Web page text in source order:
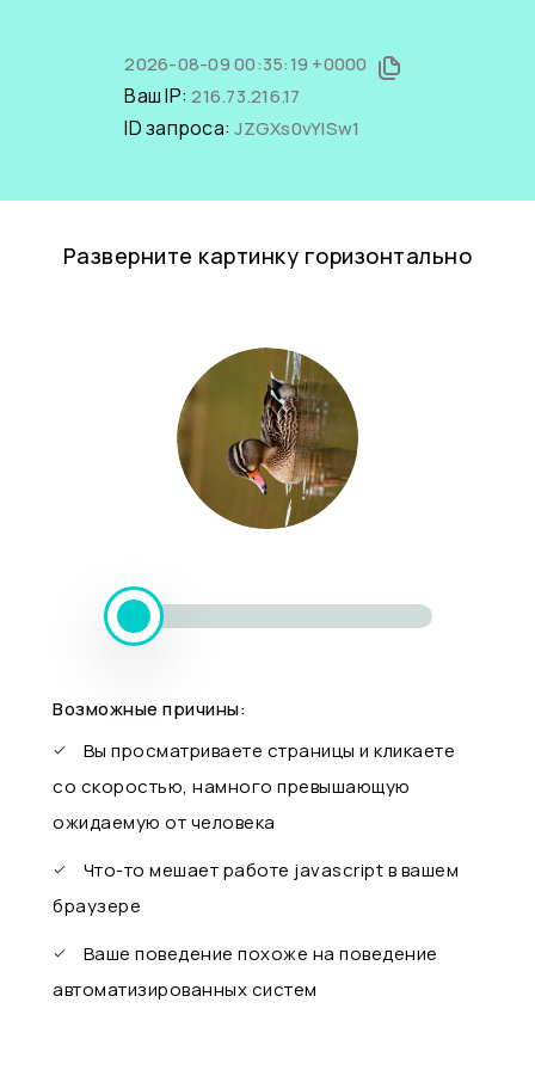
2026-08-09 00:35:19 +0000
Ваш IP:216.73.216.17
ID запроса:JZGXs0vYISw1
Разверните картинку горизонтально
Возможные причины:
Вы просматриваете страницы и кликаете
со скоростью, намного превышающую
ожидаемую от человека
Что-то мешает работе javascript в вашем
браузере
Ваше поведение похоже на поведение
автоматизированных систем